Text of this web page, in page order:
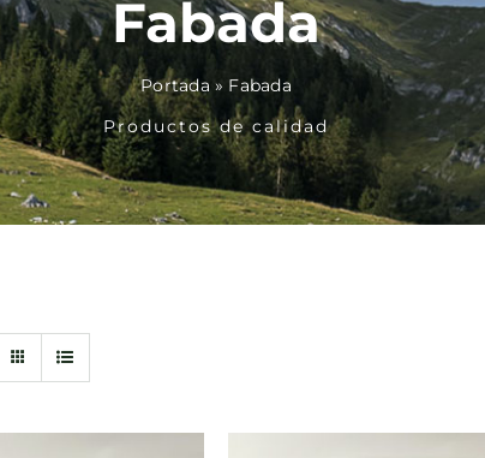
Fabada
Portada » Fabada
Productos de calidad